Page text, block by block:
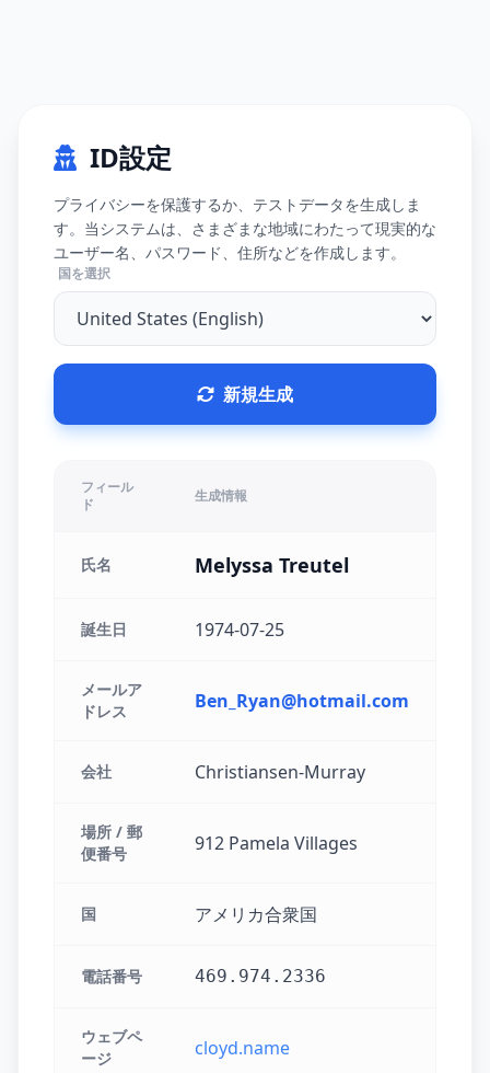
ID設定
プライバシーを保護するか、テストデータを生成しま
す。当システムは、さまざまな地域にわたって現実的な
ユーザー名、パスワード、住所などを作成します。
国を選択
新規生成
フィール
ド
生成情報
氏名 Melyssa Treutel
誕生日 1974-07-25
メールア
ドレス
Ben_Ryan@hotmail.com
会社 Christiansen-Murray
場所 / 郵
便番号
912 Pamela Villages
国 アメリカ合衆国
電話番号 469.974.2336
ウェブペ
ージ
cloyd.name